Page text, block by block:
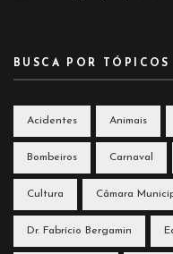
BUSCA POR TÓPICOS
Acidentes Animais
Bombeiros Carnaval
Cultura Câmara
Dr. Fabrício Bergamin